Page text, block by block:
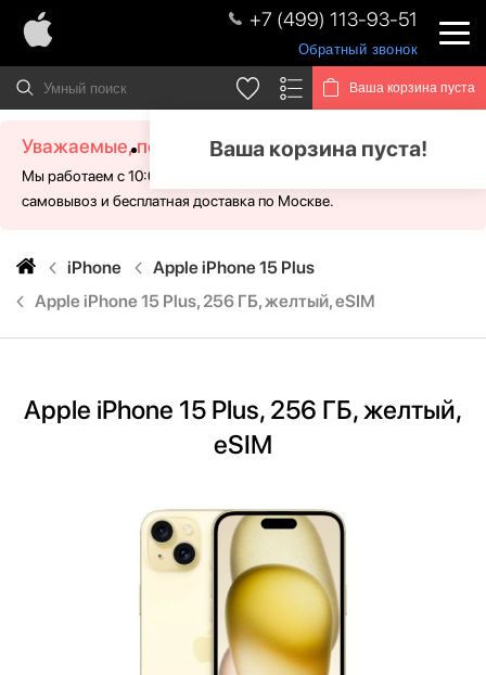
+7 (499) 113-93-51
Обратный звонок
Ваша корзина пуста
Ваша корзина пуста!
Уважаемые, посетители!
Мы работаем с 10:00 - 21:00 без выходных. Для Вас доступен
самовывоз и бесплатная доставка по Москве.
iPhone
Apple iPhone 15 Plus
Apple iPhone 15 Plus, 256 ГБ, желтый, eSIM
Apple iPhone 15 Plus, 256 ГБ, желтый,
eSIM